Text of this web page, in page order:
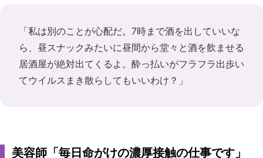
「私は別のことが心配だ。7時まで酒を出していいな
ら、昼スナックみたいに昼間から堂々と酒を飲ませる
居酒屋が絶対出てくるよ。酔っ払いがフラフラ出歩い
てウイルスまき散らしてもいいわけ？」
美容師「毎日命がけの濃厚接触の仕事です」